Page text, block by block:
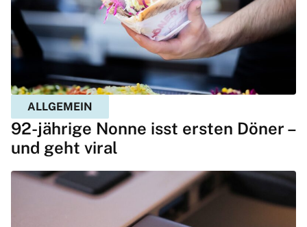
ALLGEMEIN
92-jährige Nonne isst ersten Döner –
und geht viral